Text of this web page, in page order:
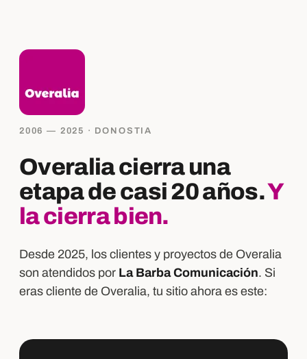
2006 — 2025 · DONOSTIA
Overalia cierra una
etapa de casi 20 años.Y
la cierra bien.
Desde 2025, los clientes y proyectos de Overalia
son atendidos por La Barba Comunicación. Si
eras cliente de Overalia, tu sitio ahora es este: